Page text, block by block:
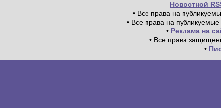
Новостной
• Все права на
• Все права на
• Реклама на
• Все права
•